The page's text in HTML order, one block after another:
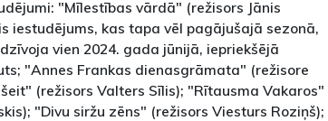
"Mīlestības vārdā" (režisors Jānis
iestudējums, kas tapa vēl pagājušajā sezonā,
vien 2024. gada jūnijā, iepriekšējā
"Annes Frankas dienasgrāmata" (režisore
(režisors Valters Sīlis); "Rītausma Vakaros"
"Divu siržu zēns" (režisors Viesturs Roziņš);